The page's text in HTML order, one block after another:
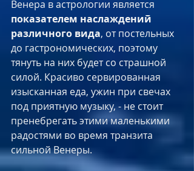
Венера в астрологии является
показателем наслаждений
различного вида, от постельных
до гастрономических, поэтому
тянуть на них будет со страшной
силой. Красиво сервированная
изысканная еда, ужин при свечах
под приятную музыку, - не стоит
пренебрегать этими маленькими
радостями во время транзита
сильной Венеры.